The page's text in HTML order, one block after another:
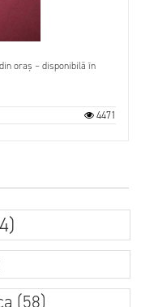
oraș – disponibilă în
4471
(58)